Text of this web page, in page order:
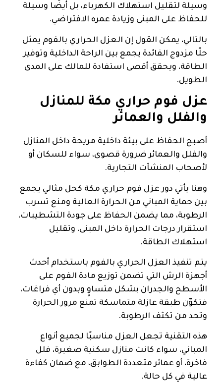
وسيلة لتقليل استهلاك الكهرباء، بل أيضًا وسيلة
للحفاظ على المبنى وزيادة عمره الافتراضي.
بالتالي، يمكن القول إن العزل الحراري بالفوم يمثل
حلًا مزدوج الفائدة يجمع بين الراحة الداخلية وتوفير
الطاقة، ويحقق أقصى استفادة للمالك على المدى
الطويل.
عزل فوم حراري مكة للمنازل
والفلل والعمائر
أصبح الحفاظ على بيئة داخلية مريحة داخل المنازل
والفلل والعمائر ضرورة قصوى، سواء للسكان أو
لأصحاب المنشآت التجارية.
وهنا يأتي دور عزل فوم حراري مكة كحل مثالي يجمع
بين حماية المباني من الحرارة العالية ومنع تسرب
الرطوبة، مما يضمن الحفاظ على جودة التشطيبات،
استقرار درجات الحرارة داخل المبنى، وتقليل
استهلاك الطاقة.
يتم تنفيذ العزل الحراري بالفوم باستخدام أحدث
أجهزة الرش التي تضمن توزيع مادة الفوم على
الأسطح والجدران بشكل متساوٍ وبدون أي فراغات،
فتكوّن طبقة عازلة متماسكة تمنع مرور الحرارة
وتحد من تكثف الرطوبة.
هذه التقنية تجعل العزل مناسبًا لجميع أنواع
المباني، سواء كانت منازل سكنية صغيرة، فلل
فاخرة، أو عمائر متعددة الطوابق، مع ضمان كفاءة
عالية في كل حالة.